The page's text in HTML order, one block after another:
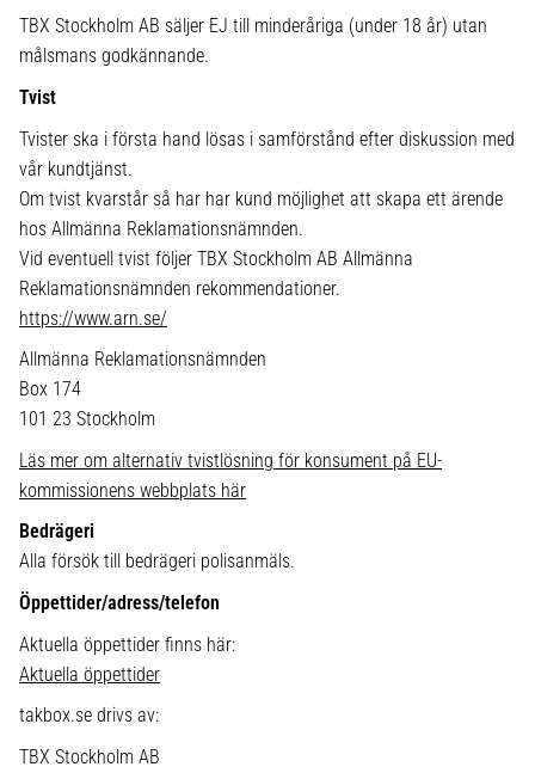
TBX Stockholm AB säljer EJ till minderåriga (under 18 år) utan
målsmans godkännande.
Tvist
Tvister ska i första hand lösas i samförstånd efter diskussion med
vår kundtjänst.
Om tvist kvarstår så har har kund möjlighet att skapa ett ärende
hos Allmänna Reklamationsnämnden.
Vid eventuell tvist följer TBX Stockholm AB Allmänna
Reklamationsnämnden rekommendationer.
https://www.arn.se/
Allmänna Reklamationsnämnden
Box 174
101 23 Stockholm
Läs mer om alternativ tvistlösning för konsument på EU-
kommissionens webbplats här
Bedrägeri
Alla försök till bedrägeri polisanmäls.
Öppettider/adress/telefon
Aktuella öppettider finns här:
Aktuella öppettider
takbox.se drivs av:
TBX Stockholm AB